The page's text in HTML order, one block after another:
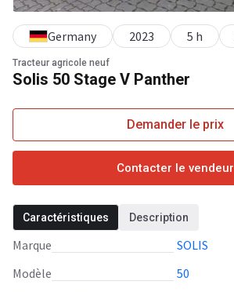
Tracteur agricole neuf
Solis 50 Stage V Panther
Germany 2023 5 h
Demander le prix
Contacter le vendeur
Caractéristiques Description
Marque
SOLIS
Modèle
50